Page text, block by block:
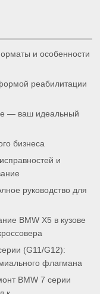
и особенности
реабилитации
— ваш идеальный
бизнеса
и
руководство для
BMW X5 в кузове
(G11/G12):
флагмана
BMW 7 серии